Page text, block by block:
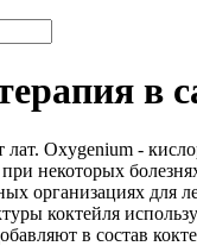
в
лат. Oxygenium -
некоторых
организациях для
коктейля
в состав